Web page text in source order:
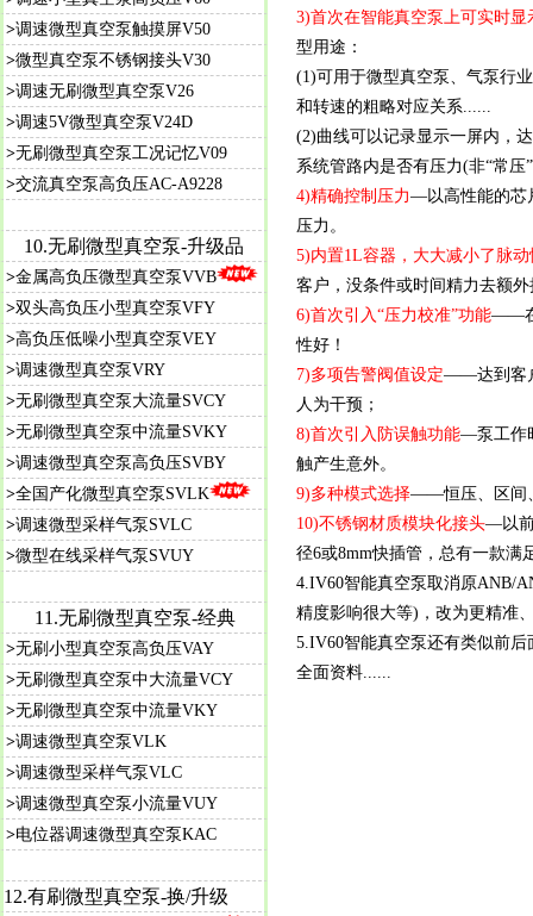
3)首次在智能真空泵上可实时显
型用途：
(1)可用于微型真空泵、气泵行
和转速的粗略对应关系......
(2)曲线可以记录显示一屏内，
系统管路内是否有压力(非“常
4)精确控制压力—以高性能的芯
压力。
5)内置1L容器，大大减小了脉
客户，没条件或时间精力去额
6)首次引入“压力校准”功能——在
性好！
7)多项告警阀值设定——达到客
人为干预；
8)首次引入防误触功能—泵工作
触产生意外。
9)多种模式选择——恒压、区间
10)不锈钢材质模块化接头—以前
径6或8mm快插管，总有一款满
4.IV60智能真空泵取消原ANB/
精度影响很大等)，改为更精准
5.IV60智能真空泵还有类似前
全面资料......
>调速微型真空泵触摸屏V50
>微型真空泵不锈钢接头V30
>调速无刷微型真空泵V26
>调速5V微型真空泵V24D
>无刷微型真空泵工况记忆V09
>交流真空泵高负压AC-A9228
10.无刷微型真空泵-升级品
>金属高负压微型真空泵VVB
>双头高负压小型真空泵VFY
>高负压低噪小型真空泵VEY
>调速微型真空泵VRY
>无刷微型真空泵大流量SVCY
>无刷微型真空泵中流量SVKY
>调速微型真空泵高负压SVBY
>全国产化微型真空泵SVLK
>调速微型采样气泵SVLC
>微型在线采样气泵SVUY
11.无刷微型真空泵-经典
>无刷小型真空泵高负压VAY
>无刷微型真空泵中大流量VCY
>无刷微型真空泵中流量VKY
>调速微型真空泵VLK
>调速微型采样气泵VLC
>调速微型真空泵小流量VUY
>电位器调速微型真空泵KAC
12.有刷微型真空泵-换/升级